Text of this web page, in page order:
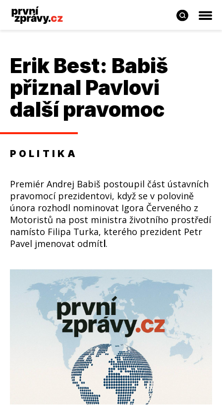
Erik Best: Babiš
přiznal Pavlovi
další pravomoc
POLITIKA
Premiér Andrej Babiš postoupil část ústavních
pravomocí prezidentovi, když se v polovině
února rozhodl nominovat Igora Červeného z
Motoristů na post ministra životního prostředí
namísto Filipa Turka, kterého prezident Petr
Pavel jmenovat odmítl.